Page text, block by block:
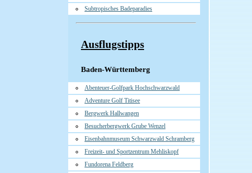
Subtropisches Badeparadies
Ausflugstipps
Baden-Württemberg
Abenteuer-Golfpark Hochschwarzwald
Adventure Golf Titisee
Bergwerk Hallwangen
Besucherbergwerk Grube Wenzel
Eisenbahnmuseum Schwarzwald Schramberg
Freizeit- und Sportzentrum Mehliskopf
Fundorena Feldberg